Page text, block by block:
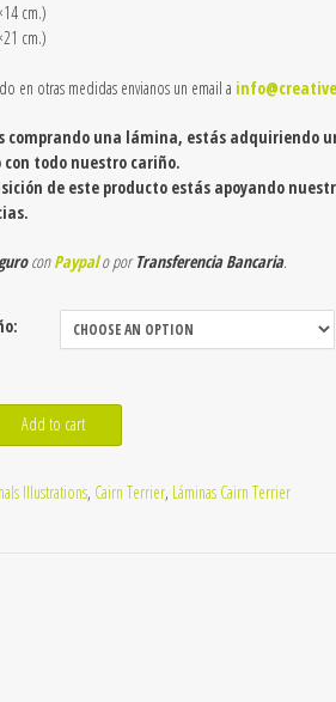
cm.)
cm.)
en otras medidas envianos un email a
comprando una lámina, estás adquiriendo
con todo nuestro cariño.
de este producto estás apoyando
conPaypalo porTransferencia Bancaria.
Add to cart
Illustrations, Cairn Terrier, Láminas Cairn Terrier